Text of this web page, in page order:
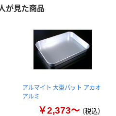
が見た商品
アルマイト 大型バット アカオ
アルミ
￥2,373～（税込）